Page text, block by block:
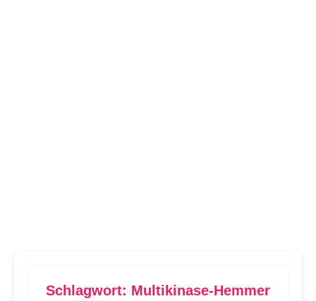
Schlagwort: Multikinase-Hemmer